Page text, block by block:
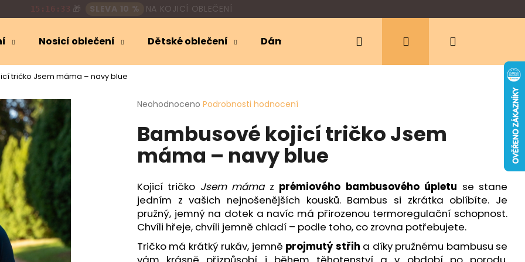
15:16:32 🎁 SLEVA 10 % NA KOJICÍ OBLEČENÍ
Nosicí oblečení Dětské oblečení Dámské oblečení Ergonomická nosítka
Hledat PřihlášeníNákupní
tričko Jsem máma – navy blue
Průměrné
produktu
je
hvězdiček.
Neohodnoceno Podrobnosti hodnocení
Bambusové kojicí tričko Jsem
máma – navy blue
Kojicí tričko Jsem mámaz prémiového bambusového úpletu se stane
jedním z vašich nejnošenějších kousků. Bambus si zkrátka oblíbíte. Je
pružný, jemný na dotek a navíc má přirozenou termoregulační schopnost.
Chvíli hřeje, chvíli jemně chladí – podle toho, co zrovna potřebujete.
Tričko má krátký rukáv, jemně projmutý střih a díky pružnému bambusu se
Co potřebujete najít?
HLEDAT
Doporučujeme